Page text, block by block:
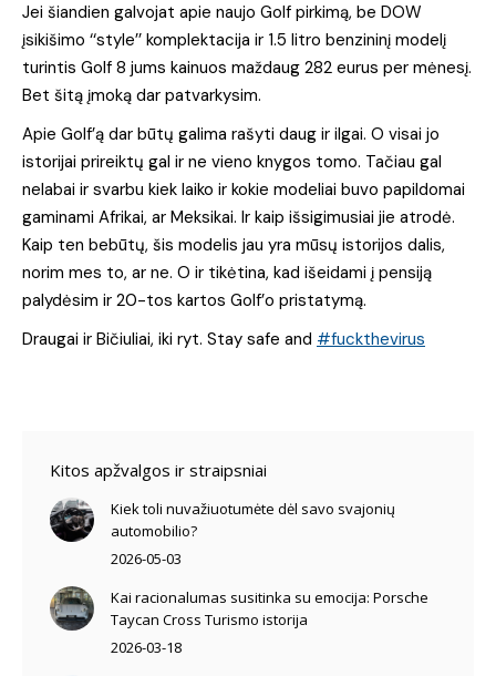
Jei šiandien galvojat apie naujo Golf pirkimą, be DOW
įsikišimo ‘‘style’’ komplektacija ir 1.5 litro benzininį modelį
turintis Golf 8 jums kainuos maždaug 282 eurus per mėnesį.
Bet šitą įmoką dar patvarkysim.
Apie Golf’ą dar būtų galima rašyti daug ir ilgai. O visai jo
istorijai prireiktų gal ir ne vieno knygos tomo. Tačiau gal
nelabai ir svarbu kiek laiko ir kokie modeliai buvo papildomai
gaminami Afrikai, ar Meksikai. Ir kaip išsigimusiai jie atrodė.
Kaip ten bebūtų, šis modelis jau yra mūsų istorijos dalis,
norim mes to, ar ne. O ir tikėtina, kad išeidami į pensiją
palydėsim ir 20-tos kartos Golf’o pristatymą.
Draugai ir Bičiuliai, iki ryt. Stay safe and #fuckthevirus
Kitos apžvalgos ir straipsniai
Kiek toli nuvažiuotumėte dėl savo svajonių
automobilio?
2026-05-03
Kai racionalumas susitinka su emocija: Porsche
Taycan Cross Turismo istorija
2026-03-18